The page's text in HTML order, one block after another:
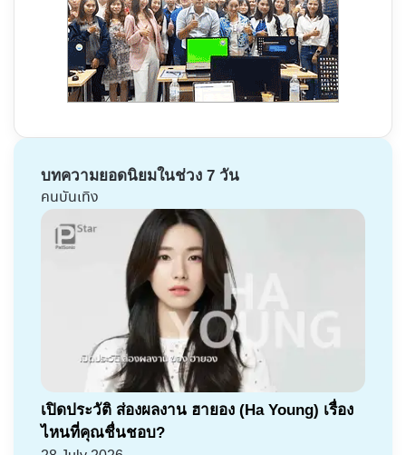
บทความยอดนิยมในช่วง 7 วัน
คนบันเทิง
เปิดประวัติ ส่องผลงาน ฮายอง (Ha Young) เรื่อง
ไหนที่คุณชื่นชอบ?